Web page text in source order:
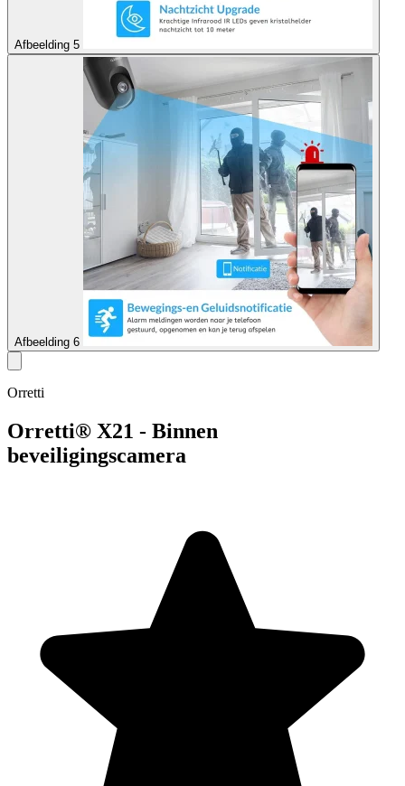
Afbeelding 5
Afbeelding 6
Orretti
Orretti® X21 - Binnen
beveiligingscamera